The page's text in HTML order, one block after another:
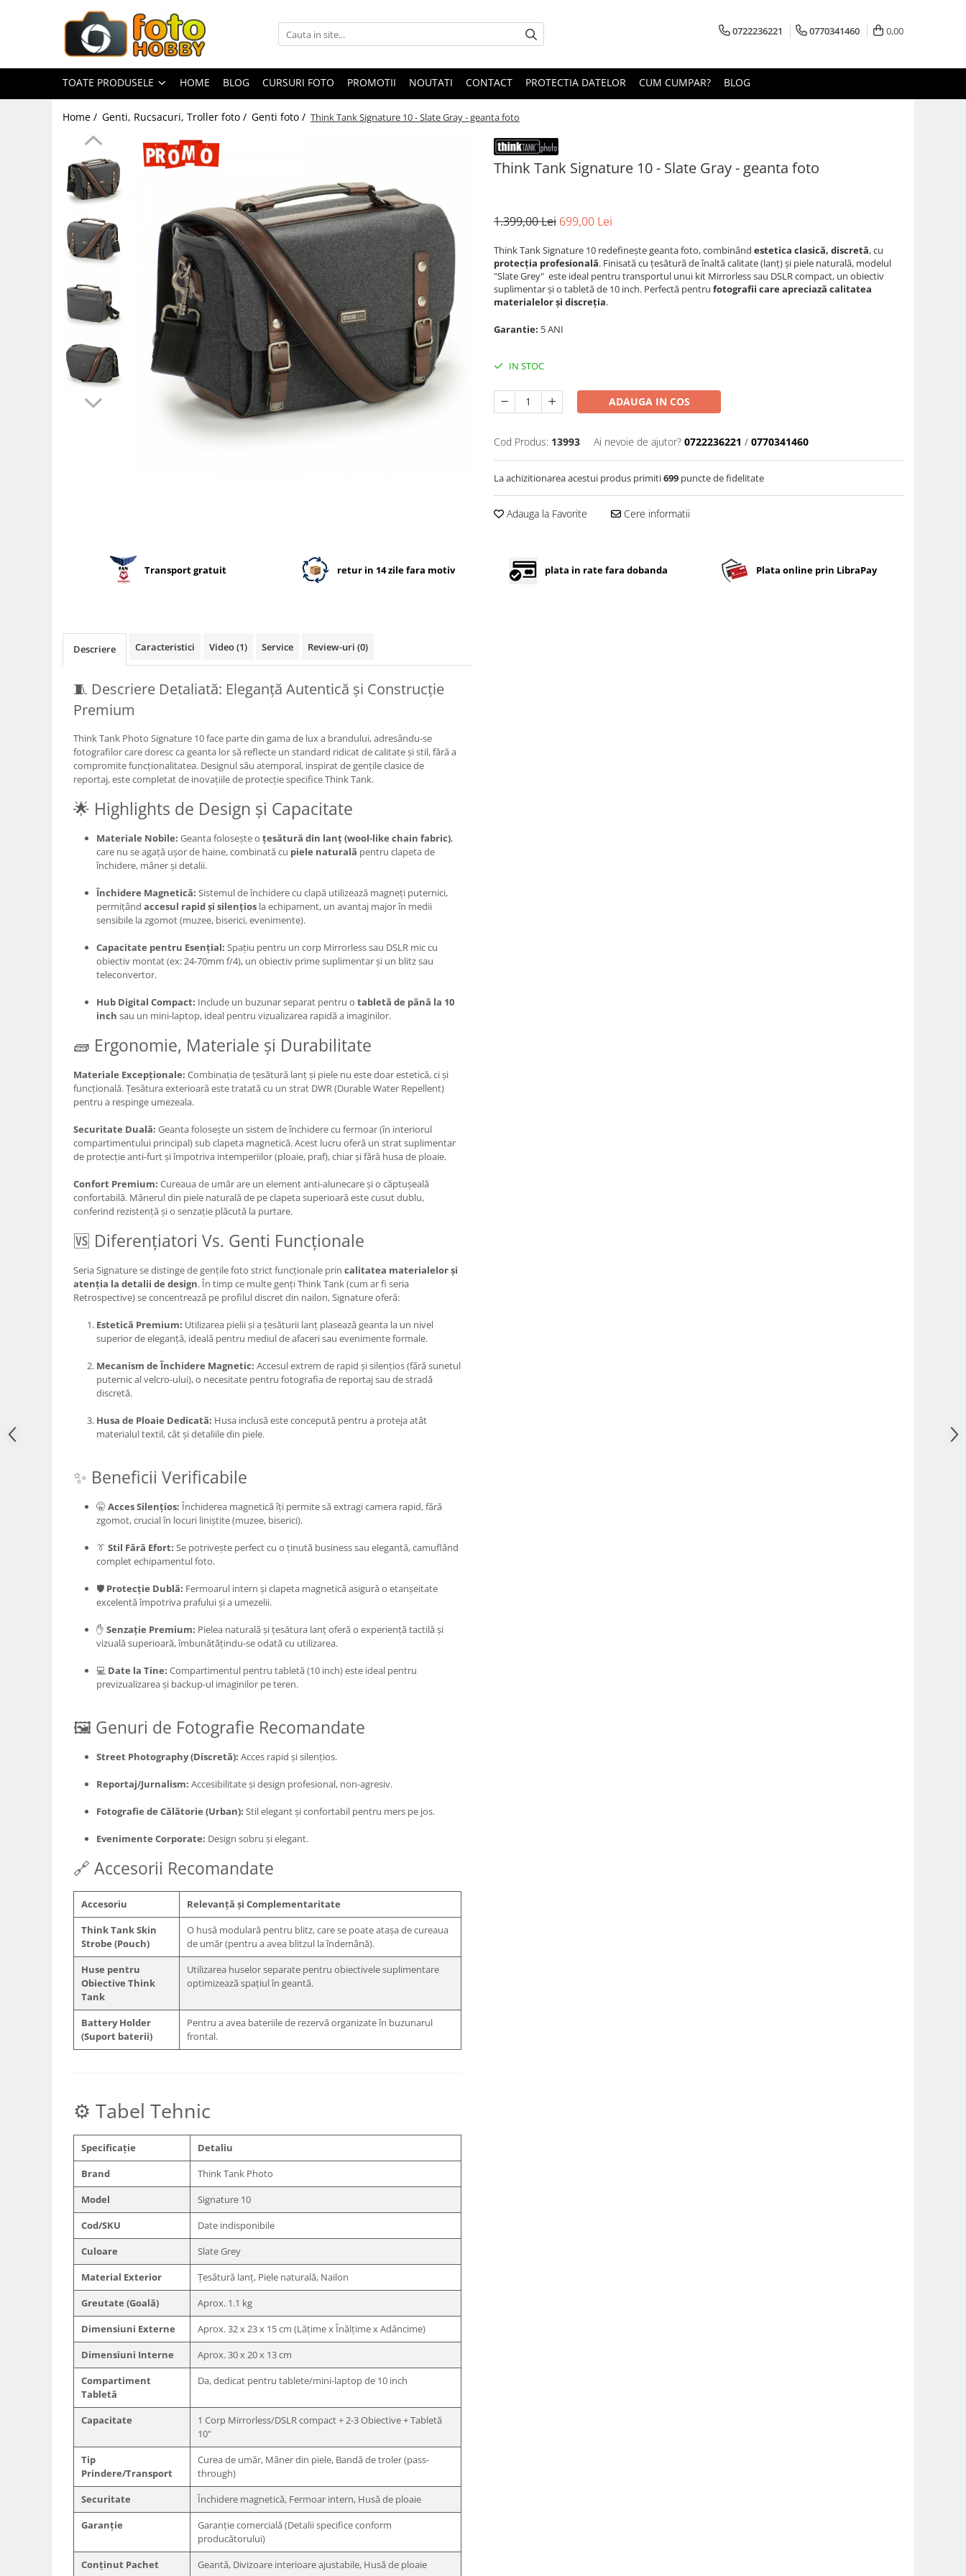
Toate Produsele
Aparate Foto
Aparate Foto Mirrorless
Aparate Foto DSLR
Aparate Foto Compacte
Aparate foto instant
Aparate foto pe film
Obiective foto si accesorii
Obiective Mirorless
Huse si tocuri protectie obiective
Obiective Cinematice
Teleconvertoare
Adaptoare montura / baioneta
Capace obiectiv si camera
Inele reductii obiective
Blitz-uri TTL - Dedicate
Compatibil Sony
Adaptoare stativ port umbrela si
Comander TTL
Cabluri si Patine Sincron
Alimentare auxiliara blitz
Protectie patina apa, ploaie
Bounce-uri, Softbox-uri
Ring-Flash Adaptor
Bracket-uri si suporti
Huse protectie blitz extern
Accesorii Aparate Digitale
Carduri memorie, Cititoare
LCD protectie
Acumulatori si baterii
Acumulatori Foto
Acumulatori AA/AAA (R6/R3)) si
Incarcatoare acumulatori Foto-
Huse protectie acumulatori foto
Tablete grafice
Adaptoare pentru convertoare sau
Alimentatoare 220V
Carcase de tip Cage, pentru
Curatare Senzor
Microfoane / Reportofoane
Genti, Rucsacuri, Troller foto
Genti Holster TopLoader
Genti, Troller Video
Tocuri si huse protectie aparate
Hamuri si Centuri foto
Curele Aparat - Umar
Accesorii genti si trollere
Solid-State Drive (SSD)
Video / Camere si accesorii
Camere video profesionale
Camere Video Cinematice
Camere video de actiune
Accesorii camere video de actiune
Accesorii drone
Acumulatori camere video
Huse Protectie / Ploaie camere
Accesorii diverse pt camere video
Camere Video Cinematice
Camere Video Compacte
Trepiede si monopiede
Trepiede video
Trepied / Monopied Carbon
Trepiede pentru compacte /
Monopiede foto/video
Cap trepied si monopied
Carucioare trepied (Dolly)
Placute cap trepied
Huse trepied / stativ lumini
Sina Focus pentru Macro
Accesorii trepiede si monopiede
Studio/Lumini si accesorii
0722236221 0770341460 0,00
TOATE PRODUSELE HOME BLOG CURSURI FOTO PROMOTII NOUTATI CONTACT PROTECTIA DATELOR CUM CUMPAR? BLOG
Home / Genti, Rucsacuri, Troller foto / Genti foto / Think Tank Signature 10 - Slate Gray - geanta foto
Think Tank Signature 10 - Slate Gray - geanta foto
1.399,00 Lei 699,00 Lei
Think Tank Signature 10 redefinește geanta foto, combinând estetica clasică, discretă, cu
protecția profesională. Finisată cu țesătură de înaltă calitate (lanț) și piele naturală, modelul
"Slate Grey" este ideal pentru transportul unui kit Mirrorless sau DSLR compact, un obiectiv
suplimentar și o tabletă de 10 inch. Perfectă pentru fotografii care apreciază calitatea
materialelor și discreția.
Garantie: 5 ANI
IN STOC
ADAUGA IN COS
Cod Produs: 13993 Ai nevoie de ajutor? 0722236221 / 0770341460
La achizitionarea acestui produs primiti699 puncte de fidelitate
Adauga la Favorite Cere informatii
Transport gratuit retur in 14 zile fara motiv plata in rate fara dobanda Plata online prin LibraPay
Descriere Caracteristici Video(1) Service Review-uri (0)
🧵 Descriere Detaliată: Eleganță Autentică și Construcție
Premium
Think Tank Photo Signature 10 face parte din gama de lux a brandului, adresându-se
fotografilor care doresc ca geanta lor să reflecte un standard ridicat de calitate și stil, fără a
compromite funcționalitatea. Designul său atemporal, inspirat de gențile clasice de
reportaj, este completat de inovațiile de protecție specifice Think Tank.
🌟 Highlights de Design și Capacitate
Materiale Nobile: Geanta folosește o țesătură din lanț (wool-like chain fabric),
care nu se agață ușor de haine, combinată cu piele naturală pentru clapeta de
închidere, mâner și detalii.
Închidere Magnetică: Sistemul de închidere cu clapă utilizează magneți puternici,
permițând accesul rapid și silențios la echipament, un avantaj major în medii
sensibile la zgomot (muzee, biserici, evenimente).
Capacitate pentru Esențial: Spațiu pentru un corp Mirrorless sau DSLR mic cu
obiectiv montat (ex: 24-70mm f/4), un obiectiv prime suplimentar și un blitz sau
teleconvertor.
Hub Digital Compact: Include un buzunar separat pentru o tabletă de până la 10
inch sau un mini-laptop, ideal pentru vizualizarea rapidă a imaginilor.
🧱 Ergonomie, Materiale și Durabilitate
Materiale Excepționale: Combinația de țesătură lanț și piele nu este doar estetică, ci și
funcțională. Țesătura exterioară este tratată cu un strat DWR (Durable Water Repellent)
pentru a respinge umezeala.
Securitate Duală: Geanta folosește un sistem de închidere cu fermoar (în interiorul
compartimentului principal) sub clapeta magnetică. Acest lucru oferă un strat suplimentar
de protecție anti-furt și împotriva intemperiilor (ploaie, praf), chiar și fără husa de ploaie.
Confort Premium: Cureaua de umăr are un element anti-alunecare și o căptușeală
confortabilă. Mânerul din piele naturală de pe clapeta superioară este cusut dublu,
conferind rezistență și o senzație plăcută la purtare.
🆚 Diferențiatori Vs. Genti Funcționale
Seria Signature se distinge de gențile foto strict funcționale prin calitatea materialelor și
atenția la detalii de design. În timp ce multe genți Think Tank (cum ar fi seria
Retrospective) se concentrează pe profilul discret din nailon, Signature oferă:
Estetică Premium: Utilizarea pielii și a țesăturii lanț plasează geanta la un nivel
superior de eleganță, ideală pentru mediul de afaceri sau evenimente formale.
Mecanism de Închidere Magnetic: Accesul extrem de rapid și silențios (fără sunetul
puternic al velcro-ului), o necesitate pentru fotografia de reportaj sau de stradă
discretă.
Husa de Ploaie Dedicată: Husa inclusă este concepută pentru a proteja atât
materialul textil, cât și detaliile din piele.
✨ Beneficii Verificabile
🤫Acces Silențios: Închiderea magnetică îți permite să extragi camera rapid, fără
zgomot, crucial în locuri liniștite (muzee, biserici).
👔 Stil Fără Efort: Se potrivește perfect cu o ținută business sau elegantă, camuflând
complet echipamentul foto.
🛡️ Protecție Dublă: Fermoarul intern și clapeta magnetică asigură o etanșeitate
excelentă împotriva prafului și a umezelii.
✋ Senzație Premium: Pielea naturală și țesătura lanț oferă o experiență tactilă și
vizuală superioară, îmbunătățindu-se odată cu utilizarea.
💻 Date la Tine: Compartimentul pentru tabletă (10 inch) este ideal pentru
previzualizarea și backup-ul imaginilor pe teren.
🖼️ Genuri de Fotografie Recomandate
Street Photography (Discretă): Acces rapid și silențios.
Reportaj/Jurnalism: Accesibilitate și design profesional, non-agresiv.
Fotografie de Călătorie (Urban): Stil elegant și confortabil pentru mers pe jos.
Evenimente Corporate: Design sobru și elegant.
🔗 Accesorii Recomandate
Accesoriu
Relevanță și Complementaritate
Think Tank Skin
Strobe (Pouch)
O husă modulară pentru blitz, care se poate atașa de cureaua
de umăr (pentru a avea blitzul la îndemână).
Huse pentru
Obiective Think
Tank
Utilizarea huselor separate pentru obiectivele suplimentare
optimizează spațiul în geantă.
Battery Holder
(Suport baterii)
Pentru a avea bateriile de rezervă organizate în buzunarul
frontal.
⚙️ Tabel Tehnic
Specificație
Detaliu
Brand
Think Tank Photo
Model
Signature 10
Cod/SKU
Date indisponibile
Culoare
Slate Grey
Material Exterior
Țesătură lanț, Piele naturală, Nailon
Greutate (Goală)
Aprox. 1.1 kg
Dimensiuni Externe
Aprox. 32 x 23 x 15 cm (Lățime x Înălțime x Adâncime)
Dimensiuni Interne
Aprox. 30 x 20 x 13 cm
Compartiment
Tabletă
Da, dedicat pentru tablete/mini-laptop de 10 inch
Capacitate
1 Corp Mirrorless/DSLR compact + 2-3 Obiective + Tabletă
10"
Tip
Prindere/Transport
Curea de umăr, Mâner din piele, Bandă de troler (pass-
through)
Securitate
Închidere magnetică, Fermoar intern, Husă de ploaie
Garanție
Garanție comercială (Detalii specifice conform
producătorului)
Conținut Pachet
Geantă, Divizoare interioare ajustabile, Husă de ploaie